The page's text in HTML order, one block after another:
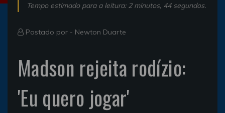
Tempo estimado para a leitura: 2 minutos, 44 segundos.
Postado por - Newton Duarte
Madson rejeita rodízio:
'Eu quero jogar'